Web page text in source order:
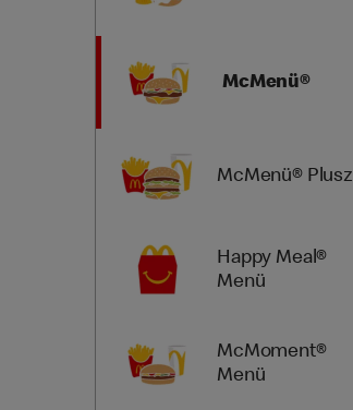
McMenü®
McMenü® Plusz
Happy Meal®
Menü
McMoment®
Menü